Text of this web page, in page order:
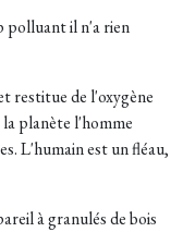
polluant il n'a rien
restitue de l'oxygène
planète l'homme
L'humain est un fléau,
à granulés de bois